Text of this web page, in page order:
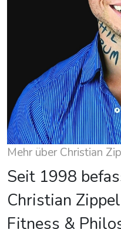
Mehr über Christian
Seit 1998
Christian
Fitness &